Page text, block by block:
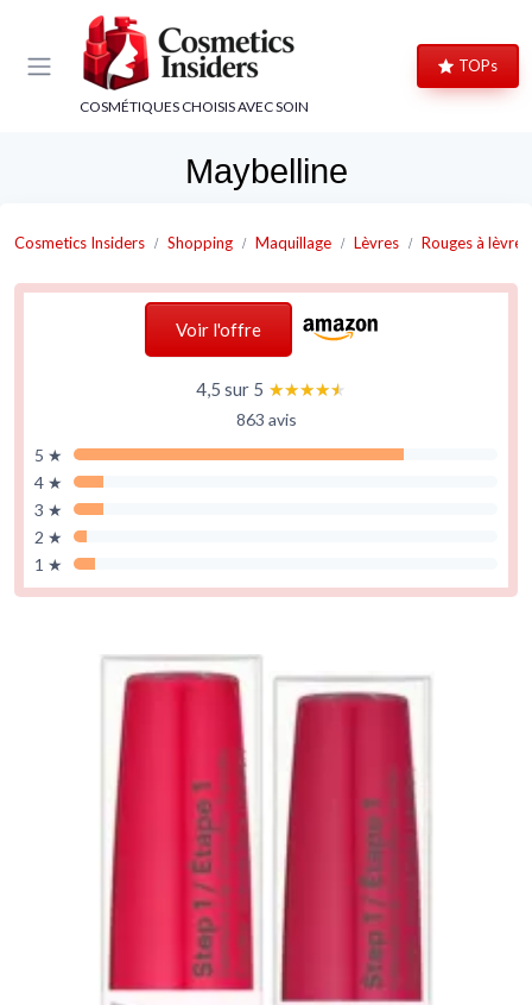
COSMÉTIQUES CHOISIS AVEC SOIN
TOPs
Maybelline
Cosmetics Insiders Shopping Maquillage Lèvres Rouges à lèvres
Voir l'offre
4,5 sur 5 ★★★★★
★★★★★
863 avis
5 ★
4 ★
3 ★
2 ★
1 ★
Panneau de gestion des cookies